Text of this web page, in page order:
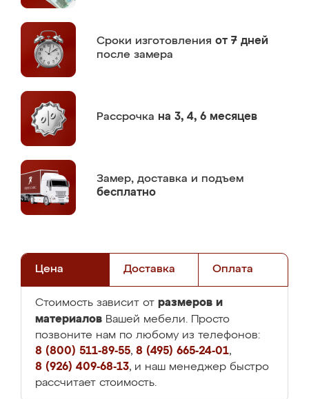
Сроки изготовления от 7 дней
после замера
Рассрочка на 3, 4, 6 месяцев
Замер, доставка и подъем
бесплатно
Цена Доставка Оплата
Стоимость зависит от размеров и
материалов Вашей мебели. Просто
позвоните нам по любому из телефонов:
8 (800) 511-89-55, 8 (495) 665-24-01,
8 (926) 409-68-13, и наш менеджер быстро
рассчитает стоимость.